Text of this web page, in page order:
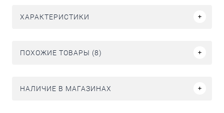
ХАРАКТЕРИСТИКИ
ПОХОЖИЕ ТОВАРЫ (8)
НАЛИЧИЕ В МАГАЗИНАХ